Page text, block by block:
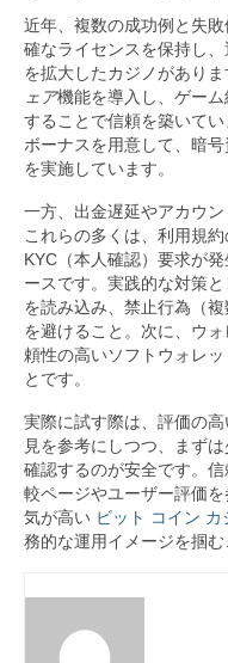
近年、複数の成功例と失
確なライセンスを保持し
を拡大したカジノがあり
ェア機能を導入し、ゲー
することで信頼を築いて
ボーナスを用意して、暗
を実施しています。
一方、出金遅延やアカウ
これらの多くは、利用規
KYC（本人確認）要求が
ースです。実践的な対策
を読み込み、禁止行為（
を避けること。次に、ウ
頼性の高いソフトウォレ
とです。
実際に試す際は、評価の
見を参考にしつつ、まず
確認するのが安全です。
較ページやユーザー評価
気が高い ビット コイン カ
務的な運用イメージを掴む